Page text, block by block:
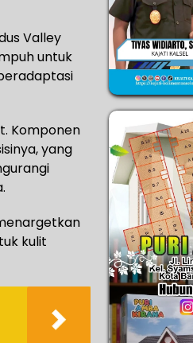
Valley
untuk
Komponen
yang
kulit